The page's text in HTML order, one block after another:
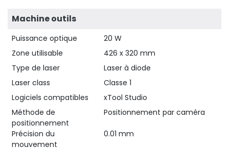
Machine outils
Puissance optique
20 W
Zone utilisable
426 x 320 mm
Type de laser
Laser à diode
Laser class
Classe 1
Logiciels compatibles
xTool Studio
Méthode de
positionnement
Positionnement par caméra
Précision du
mouvement
0.01 mm